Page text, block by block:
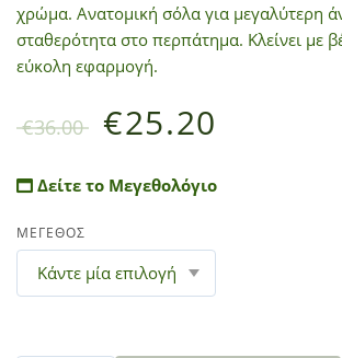
χρώμα. Ανατομική σόλα για μεγαλύτερη
σταθερότητα στο περπάτημα. Κλείνει με
εύκολη εφαρμογή.
€36.00 €25.20
Δείτε το Μεγεθολόγιο
ΜΕΓΕΘΟΣ